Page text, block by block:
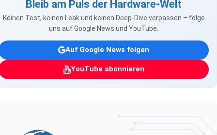
Bleib am Puls der Hardware-Welt
Keinen Test, keinen Leak und keinen Deep-Dive verpassen – folge
uns auf Google News und YouTube.
Auf Google News folgen
YouTube abonnieren